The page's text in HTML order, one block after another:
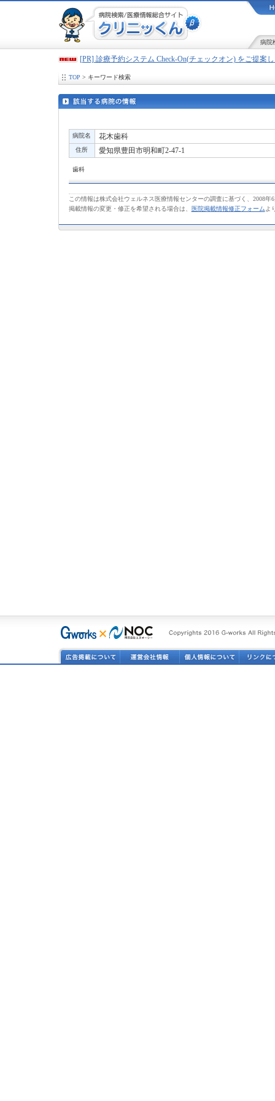
病院
[PR] 診療予約システム Check-On(チェックオン) をご提案
TOP > キーワード検索
病院名 花木歯科
住所 愛知県豊田市明和町2-47-1
歯科
この情報は株式会社ウェルネス医療情報センターの調査に基づく、2008年
掲載情報の変更・修正を希望される場合は、
医院掲載情報修正フォーム よ